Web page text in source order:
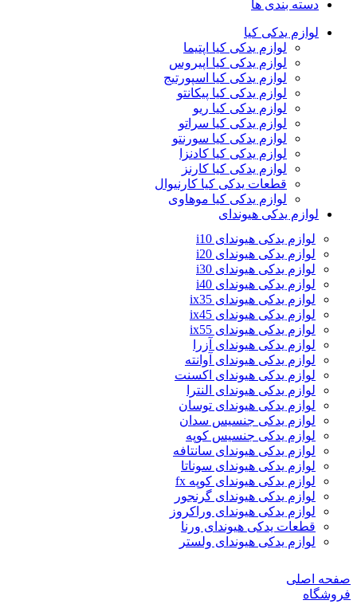
دسته بندی ها
لوازم یدکی کیا
لوازم یدکی کیا اپتیما
لوازم یدکی کیا اپیروس
لوازم یدکی کیا اسپورتیج
لوازم یدکی کیا پیکانتو
لوازم یدکی کیا ریو
لوازم یدکی کیا سراتو
لوازم یدکی کیا سورنتو
لوازم یدکی کیا کادنزا
لوازم یدکی کیا کارنز
قطعات یدکی کیا کارنیوال
لوازم یدکی کیا موهاوی
لوازم یدکی هیوندای
لوازم یدکی هیوندای i10
لوازم یدکی هیوندای i20
لوازم یدکی هیوندای i30
لوازم یدکی هیوندای i40
لوازم یدکی هیوندای ix35
لوازم یدکی هیوندای ix45
لوازم یدکی هیوندای ix55
لوازم یدکی هیوندای آزرا
لوازم یدکی هیوندای آوانته
لوازم یدکی هیوندای اکسنت
لوازم یدکی هیوندای النترا
لوازم یدکی هیوندای توسان
لوازم یدکی جنسیس سدان
لوازم یدکی جنسیس کوپه
لوازم یدکی هیوندای سانتافه
لوازم یدکی هیوندای سوناتا
لوازم یدکی هیوندای کوپه fx
لوازم یدکی هیوندای گرنجور
لوازم یدکی هیوندای وراکروز
قطعات یدکی هیوندای ورنا
لوازم یدکی هیوندای ولستر
صفحه اصلی
فروشگاه